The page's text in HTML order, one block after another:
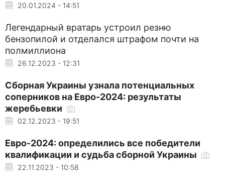
20.01.2024 - 14:51
Легендарный вратарь устроил резню
бензопилой и отделался штрафом почти на
полмиллиона
26.12.2023 - 12:31
Сборная Украины узнала потенциальных
соперников на Евро-2024: результаты
жеребьевки
02.12.2023 - 19:51
Евро-2024: определились все победители
квалификации и судьба сборной Украины
22.11.2023 - 10:58